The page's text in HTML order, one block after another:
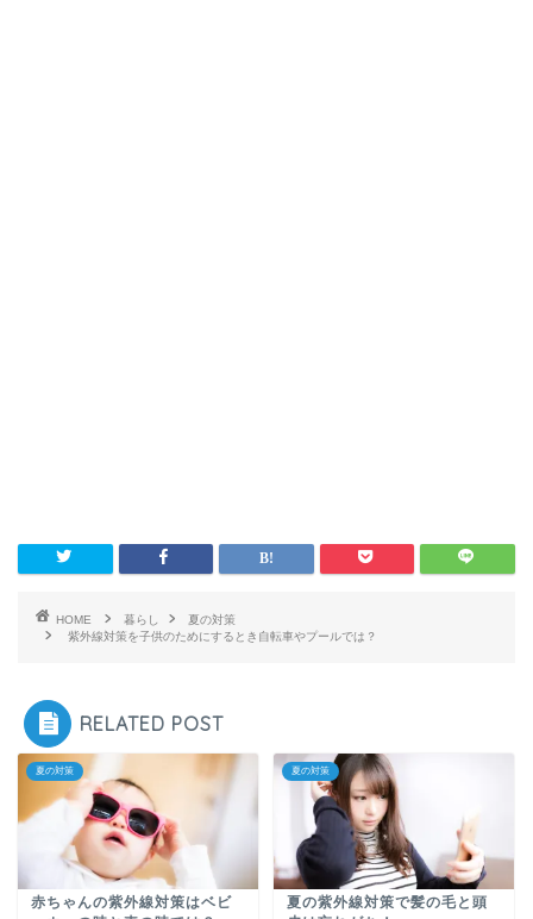
HOME 暮らし
夏の対策
紫外線対策を子供のためにするとき自転車やプールでは？
RELATED POST
夏の対策
赤ちゃんの紫外線対策はベビ
夏の対策
夏の紫外線対策で髪の毛と頭